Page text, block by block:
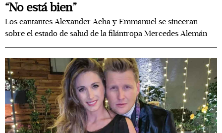
“No está bien”
Los cantantes Alexander Acha y Emmanuel se sinceran
sobre el estado de salud de la filántropa Mercedes Alemán